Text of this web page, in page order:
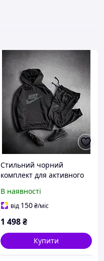
Стильний чорний
комплект для активного
матеріалу Nike з високим
рівнем комфорту
В наявності
від 150₴/міс
1 498₴
Купити